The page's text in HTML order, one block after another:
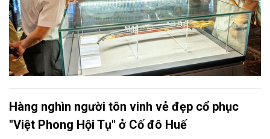
Hàng nghìn người tôn vinh vẻ đẹp cổ phục
"Việt Phong Hội Tụ" ở Cố đô Huế